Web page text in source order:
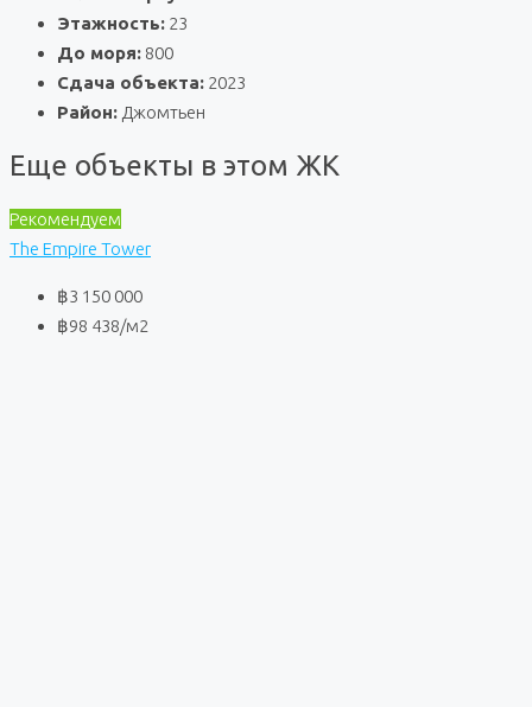
Этажность: 23
До моря: 800
Сдача объекта: 2023
Район: Джомтьен
Еще объекты в этом ЖК
Рекомендуем
The Empire Tower
฿3 150 000
฿98 438/м2